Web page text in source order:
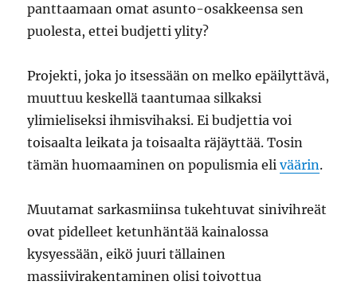
panttaamaan omat asunto-osakkeensa sen
puolesta, ettei budjetti ylity?
Projekti, joka jo itsessään on melko epäilyttävä,
muuttuu keskellä taantumaa silkaksi
ylimieliseksi ihmisvihaksi. Ei budjettia voi
toisaalta leikata ja toisaalta räjäyttää. Tosin
tämän huomaaminen on populismia eliväärin.
Muutamat sarkasmiinsa tukehtuvat sinivihreät
ovat pidelleet ketunhäntää kainalossa
kysyessään, eikö juuri tällainen
massiivirakentaminen olisi toivottua